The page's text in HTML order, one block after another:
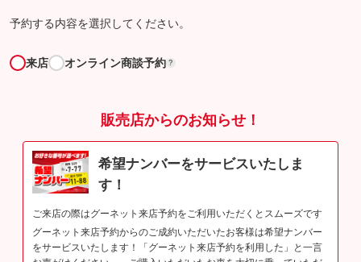
予約する内容を選択してください。
来店 オンライン商談予約 ?
販売店からのお知らせ！
希望ナンバーをサービスいたしま
す！
ご来店の際はグーネット来店予約をご利用いただくとスムーズです
グーネット来店予約からのご成約いただいたお客様は希望ナンバー
をサービスいたします！「グーネット来店予約を利用した」と一言